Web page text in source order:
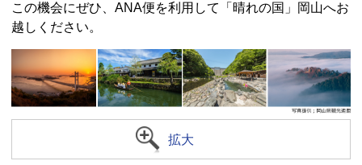
この機会にぜひ、ANA便を利用して「晴れの国」岡山へお
越しください。
拡大